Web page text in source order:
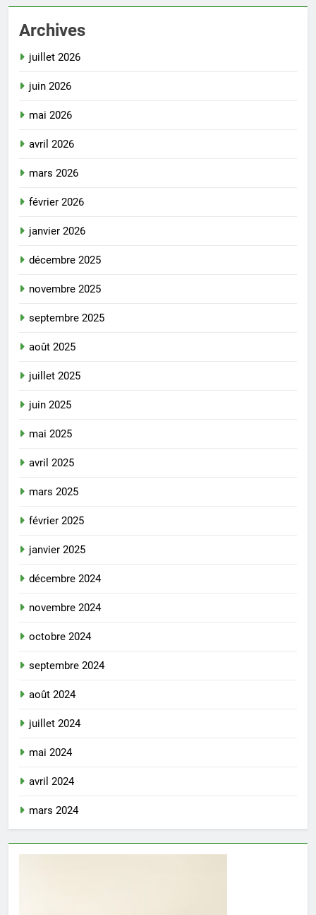
Archives
juillet 2026
juin 2026
mai 2026
avril 2026
mars 2026
février 2026
janvier 2026
décembre 2025
novembre 2025
septembre 2025
août 2025
juillet 2025
juin 2025
mai 2025
avril 2025
mars 2025
février 2025
janvier 2025
décembre 2024
novembre 2024
octobre 2024
septembre 2024
août 2024
juillet 2024
mai 2024
avril 2024
mars 2024